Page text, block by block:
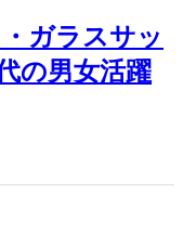
ガラスサッ
の男女活躍